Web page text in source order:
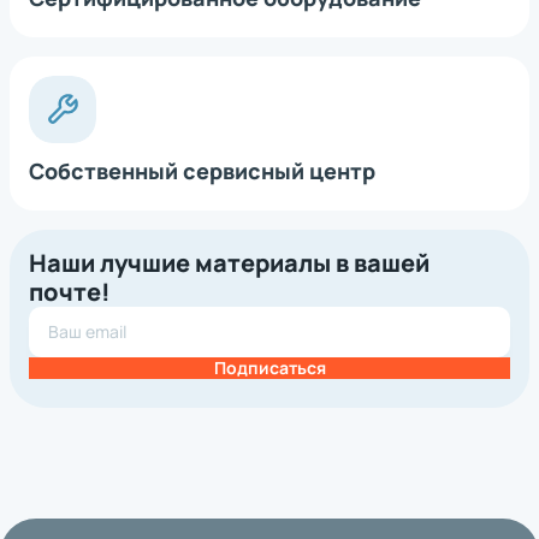
Собственный сервисный центр
Наши лучшие материалы в вашей
почте!
Подписаться